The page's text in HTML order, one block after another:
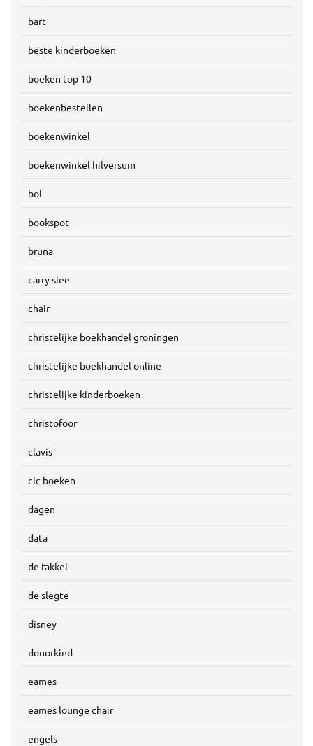
bart
beste kinderboeken
boeken top 10
boekenbestellen
boekenwinkel
boekenwinkel hilversum
bol
bookspot
bruna
carry slee
chair
christelijke boekhandel groningen
christelijke boekhandel online
christelijke kinderboeken
christofoor
clavis
clc boeken
dagen
data
de fakkel
de slegte
disney
donorkind
eames
eames lounge chair
engels